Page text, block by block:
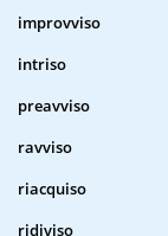
improvviso
intriso
preavviso
ravviso
riacquiso
ridiviso